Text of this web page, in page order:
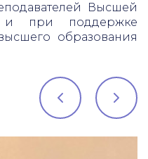
Высшей
при поддержке
образования